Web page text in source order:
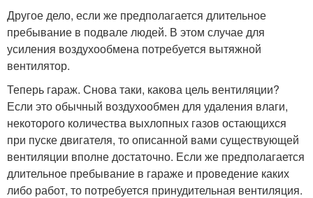
Другое дело, если же предполагается длительное
пребывание в подвале людей. В этом случае для
усиления воздухообмена потребуется вытяжной
вентилятор.
Теперь гараж. Снова таки, какова цель вентиляции?
Если это обычный воздухообмен для удаления влаги,
некоторого количества выхлопных газов остающихся
при пуске двигателя, то описанной вами существующей
вентиляции вполне достаточно. Если же предполагается
длительное пребывание в гараже и проведение каких
либо работ, то потребуется принудительная вентиляция.